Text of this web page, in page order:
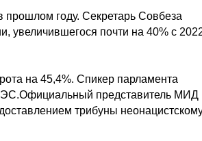
прошлом году. Секретарь Совбеза
увеличившегося почти на 40% с
на 45,4%. Спикер парламента
представитель МИД
трибуны